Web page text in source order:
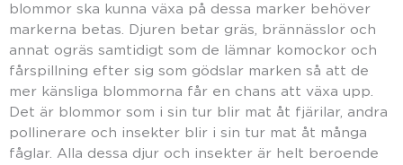
blommor ska kunna växa på dessa marker behöver
markerna betas. Djuren betar gräs, brännässlor och
annat ogräs samtidigt som de lämnar komockor och
fårspillning efter sig som gödslar marken så att de
mer känsliga blommorna får en chans att växa upp.
Det är blommor som i sin tur blir mat åt fjärilar, andra
pollinerare och insekter blir i sin tur mat åt många
fåglar. Alla dessa djur och insekter är helt beroende